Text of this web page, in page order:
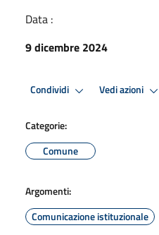
Data :
9 dicembre 2024
Condividi Vedi azioni
Categorie:
Comune
Argomenti:
Comunicazione istituzionale